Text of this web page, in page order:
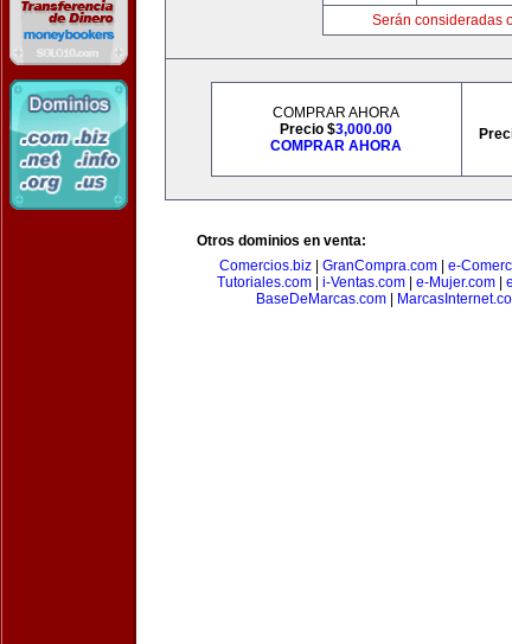
Serán consideradas
COMPRAR AHORA
Precio $3,000.00
COMPRAR AHORA
Otros dominios en venta:
Comercios.biz| GranCompra.com| e-
Tutoriales.com
i-Ventas.com e-Mujer.com
BaseDeMarcas.com